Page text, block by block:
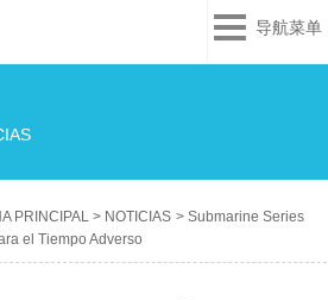
导航菜单
PRINCIPAL > NOTICIAS >Submarine Series
el Tiempo Adverso